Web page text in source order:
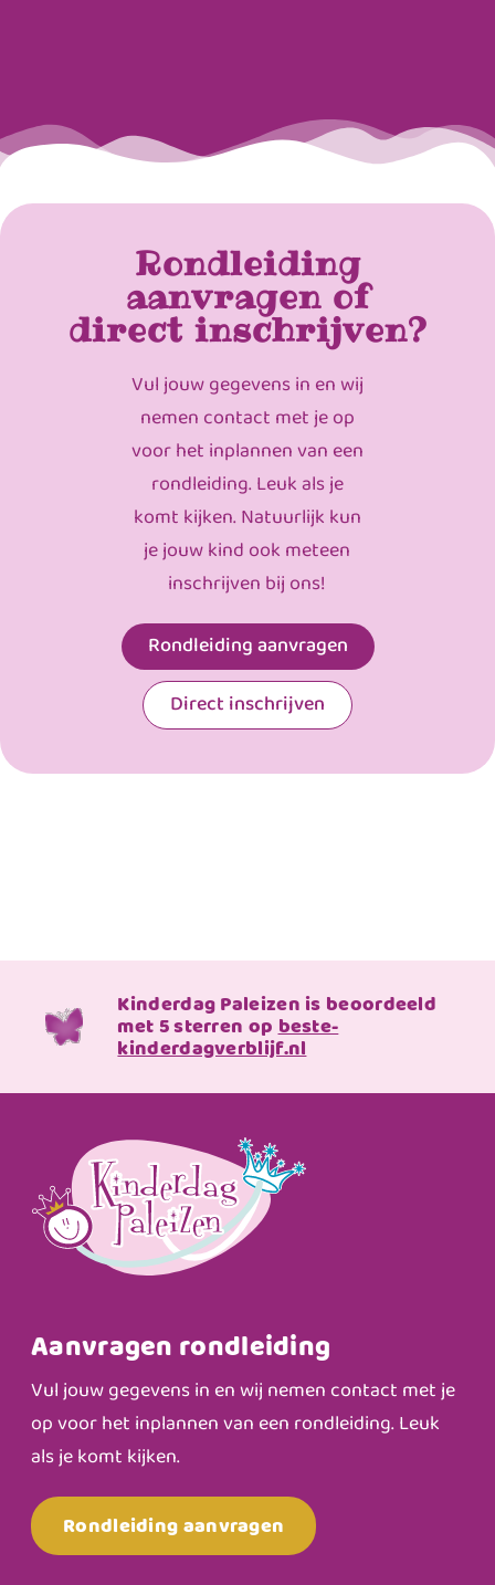
Rondleiding
aanvragen of
direct inschrijven?
Vul jouw gegevens in en wij
nemen contact met je op
voor het inplannen van een
rondleiding. Leuk als je
komt kijken. Natuurlijk kun
je jouw kind ook meteen
inschrijven bij ons!
Rondleiding aanvragen
Direct inschrijven
Kinderdag Paleizen is beoordeeld
met 5 sterren opbeste-
kinderdagverblijf.nl
Aanvragen rondleiding
Vul jouw gegevens in en wij nemen contact met je
op voor het inplannen van een rondleiding. Leuk
als je komt kijken.
Rondleiding aanvragen